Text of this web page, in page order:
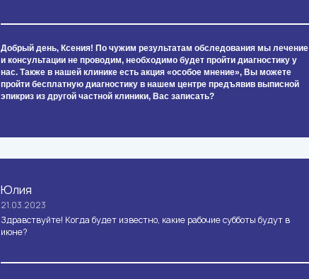
Добрый день, Ксения! По чужим результатам обследования мы лечение
и консультации не проводим, необходимо будет пройти диагностику у
нас. Также в нашей клинике есть акция «особое мнение», Вы можете
пройти бесплатную диагностику в нашем центре предъявив выписной
эпикриз из другой частной клиники, Вас записать?
Юлия
21.03.2023
Здравствуйте! Когда будет известно, какие рабочие субботы будут в
июне?